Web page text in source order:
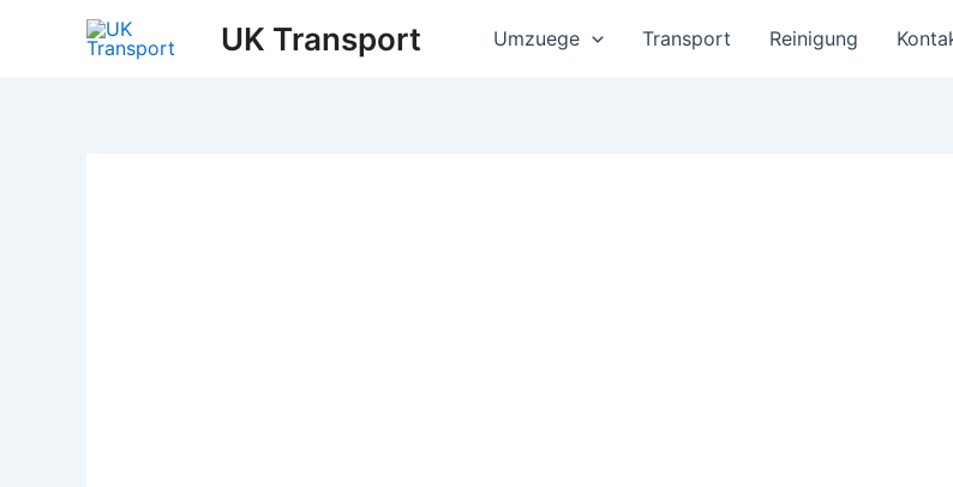
UK Transport Umzuege Transport Reinigung